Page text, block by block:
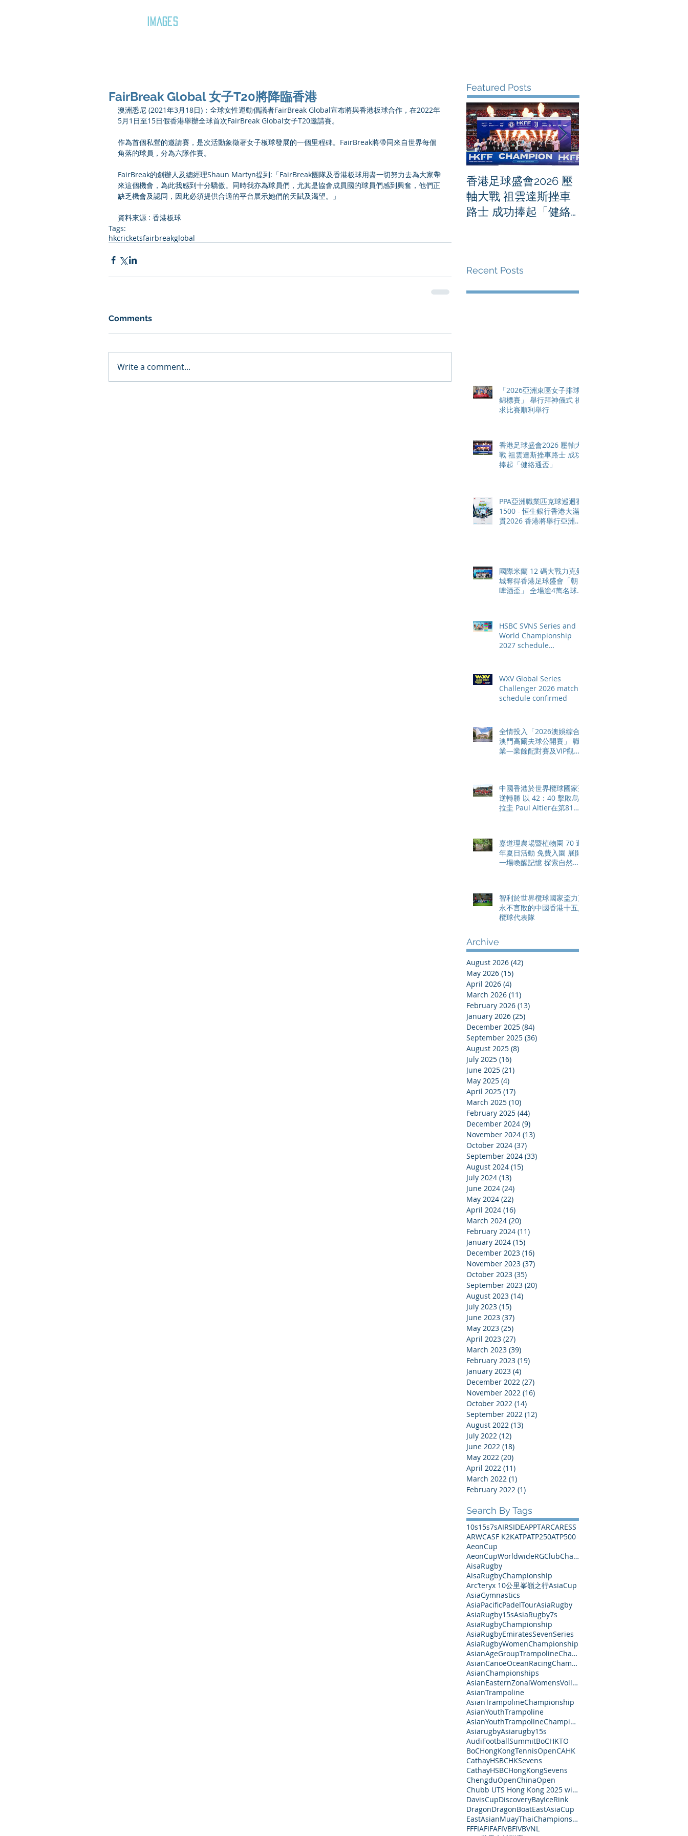
IMAGES
FairBreak Global 女子T20將降臨香港
澳洲悉尼 (2021年3月18日)：全球女性運動倡議者FairBreak Global宣布將與香港板球合作，在2022年
5月1日至15日假香港舉辦全球首次FairBreak Global女子T20邀請賽。
作為首個私營的邀請賽，是次活動象徵著女子板球發展的一個里程碑。FairBreak將帶同來自世界每個
角落的球員，分為六隊作賽。
FairBreak的創辦人及總經理Shaun Martyn提到:「FairBreak團隊及香港板球用盡一切努力去為大家帶
來這個機會，為此我感到十分驕傲。同時我亦為球員們，尤其是協會成員國的球員們感到興奮，他們正
缺乏機會及認同，因此必須提供合適的平台展示她們的天賦及渴望。」
資料來源 : 香港板球
Tags:
hkcricketsfairbreakglobal
Comments
Write a comment...
Featured Posts
香港足球盛會2026 壓
軸大戰 祖雲達斯挫車
路士 成功捧起「健絡
Recent Posts
「2026亞洲東區女子排球
錦標賽」 舉行拜神儀式 祈
求比賽順利舉行
香港足球盛會2026 壓軸大
戰 祖雲達斯挫車路士 成功
捧起「健絡通盃」
PPA亞洲職業匹克球巡迴賽
1500 - 恒生銀行香港大滿
貫2026 香港將舉行亞洲首
國際米蘭 12 碼大戰力克曼
城奪得香港足球盛會「朝日
啤酒盃」 全場逾4萬名球迷
HSBC SVNS Series and
World Championship
2027 schedule
pace
WXV Global Series
Challenger 2026 match
schedule confirmed
全情投入「2026澳娛綜合
澳門高爾夫球公開賽」 職
業—業餘配對賽及VIP觀賽
中國香港於世界欖球國家盃
逆轉勝 以 42：40 擊敗烏
拉圭 Paul Altier在第81分
嘉道理農場暨植物園 70 週
年夏日活動 免費入園 展開
一場喚醒記憶 探索自然與
智利於世界欖球國家盃力克
永不言敗的中國香港十五人
欖球代表隊
Archive
August 2026 (42)
May 2026 (15)
April 2026 (4)
March 2026 (11)
February 2026 (13)
January 2026 (25)
December 2025 (84)
September 2025 (36)
August 2025 (8)
July 2025 (16)
June 2025 (21)
May 2025 (4)
April 2025 (17)
March 2025 (10)
February 2025 (44)
December 2024 (9)
November 2024 (13)
October 2024 (37)
September 2024 (33)
August 2024 (15)
July 2024 (13)
June 2024 (24)
May 2024 (22)
April 2024 (16)
March 2024 (20)
February 2024 (11)
January 2024 (15)
December 2023 (16)
November 2023 (37)
October 2023 (35)
September 2023 (20)
August 2023 (14)
July 2023 (15)
June 2023 (37)
May 2023 (25)
April 2023 (27)
March 2023 (39)
February 2023 (19)
January 2023 (4)
December 2022 (27)
November 2022 (16)
October 2022 (14)
September 2022 (12)
August 2022 (13)
July 2022 (12)
June 2022 (18)
May 2022 (20)
April 2022 (11)
March 2022 (1)
February 2022 (1)
Search By Tags
10s15s7sAIRSIDEAPPTARCARESS
ARWCASF K2KATPATP250ATP500
AeonCup
AeonCupWorldwideRGClubChampionships
AisaRugby
AisaRugbyChampionship
Arc’teryx 10公里峯嶺之行AsiaCup
AsiaGymnastics
AsiaPacificPadelTourAsiaRugby
AsiaRugby15sAsiaRugby7s
AsiaRugbyChampionship
AsiaRugbyEmiratesSevenSeries
AsiaRugbyWomenChampionship
AsianAgeGroupTrampolineChampionship
AsianCanoeOceanRacingChampionships
AsianChampionships
AsianEasternZonalWomensVolleyballChampionship
AsianTrampoline
AsianTrampolineChampionship
AsianYouthTrampoline
AsianYouthTrampolineChampionship
AsiarugbyAsiarugby15s
AudiFootballSummitBoCHKTO
BoCHongKongTennisOpenCAHK
CathayHSBCHKSevens
CathayHSBCHongKongSevens
ChengduOpenChinaOpen
Chubb UTS Hong Kong 2025 with Humansa
DavisCupDiscoveryBayIceRink
DragonDragonBoatEastAsiaCup
EastAsianMuayThaiChampionships
FFFIAFIFAFIVBFIVBVNL